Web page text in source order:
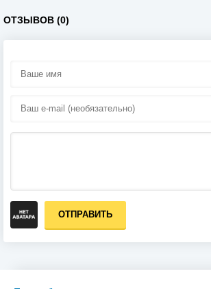
ОТЗЫВОВ (0)
ОТПРАВИТЬ